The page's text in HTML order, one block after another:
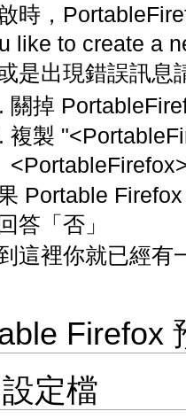
時，
like to create a
是出現錯誤訊息
關掉
複製
Portable
答「否」
這裡你就已經有
Firefox
定檔